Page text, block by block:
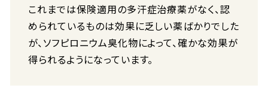
これまでは保険適用の多汗症治療薬がなく、認
められているものは効果に乏しい薬ばかりでした
が、ソフピロニウム臭化物によって、確かな効果が
得られるようになっています。